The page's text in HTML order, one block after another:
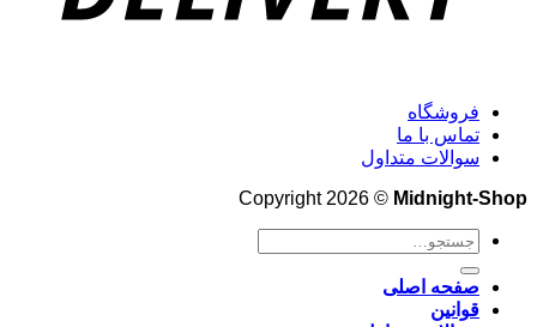
فروشگاه
تماس با ما
سوالات متداول
Copyright 2026 © Midnight-Shop
جستجو
صفحه اصلی
قوانین